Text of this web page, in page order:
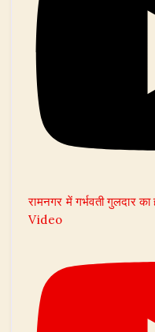
रामनगर में गर्भवती गुलदार
Video